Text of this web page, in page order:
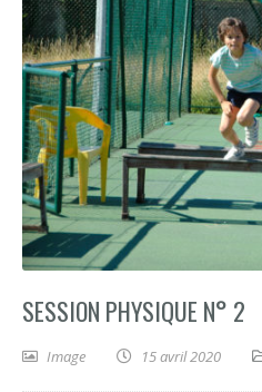
SESSION PHYSIQUE N° 2
Image 15 avril 2020